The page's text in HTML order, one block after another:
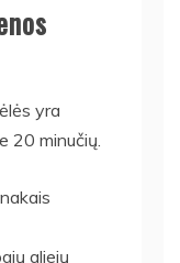
yra
20 minučių.
aliejų